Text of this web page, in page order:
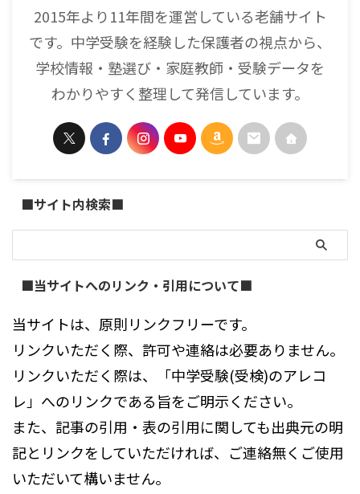
2015年より11年間を運営している老舗サイト
です。中学受験を経験した保護者の視点から、
学校情報・塾選び・家庭教師・受験データを
わかりやすく整理して発信しています。
■サイト内検索■
■当サイトへのリンク・引用について■
当サイトは、原則リンクフリーです。
リンクいただく際、許可や連絡は必要ありません。
リンクいただく際は、「中学受験(受検)のアレコ
レ」へのリンクである旨をご明示ください。
また、記事の引用・表の引用に関しても出典元の明
記とリンクをしていただければ、ご連絡無くご使用
いただいて構いません。